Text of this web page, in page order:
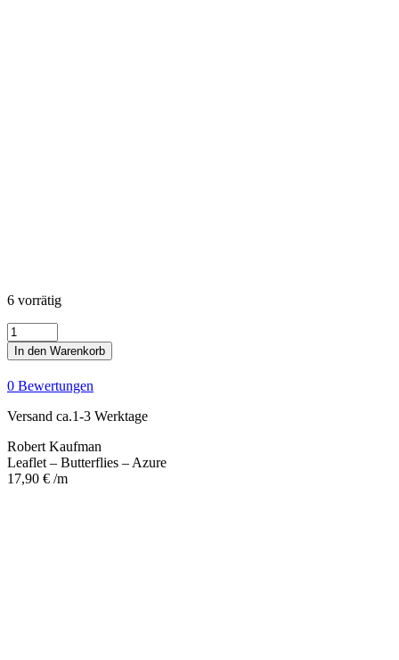
6 vorrätig
Leaflet
-
Butterflies
-
Azure
Menge
In den Warenkorb
0 Bewertungen
Versand ca.1-3 Werktage
Robert Kaufman
Leaflet – Butterflies – Azure
17,90 € /m